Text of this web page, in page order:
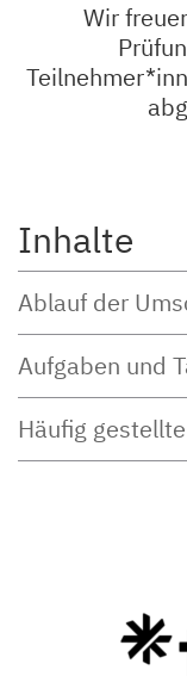
Wir
Inhalte
Ablauf der
Aufgaben und
Häufig